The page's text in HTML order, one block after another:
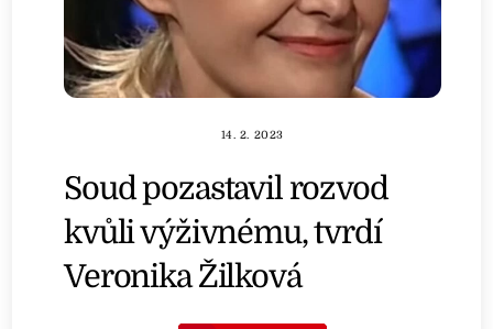
14. 2. 2023
Soud pozastavil rozvod
kvůli výživnému, tvrdí
Veronika Žilková